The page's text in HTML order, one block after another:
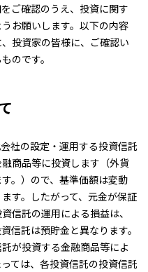
ご確認のうえ、投資に関す
お願いします。以下の内容
投資家の皆様に、ご確認い
のです。
社の設定・運用する投資信託
商品等に投資します（外貨
。）ので、基準価額は変動
す。したがって、元金が保証
信託の運用による損益は、
信託は預貯金と異なります。
が投資する金融商品等によ
ては、各投資信託の投資信託